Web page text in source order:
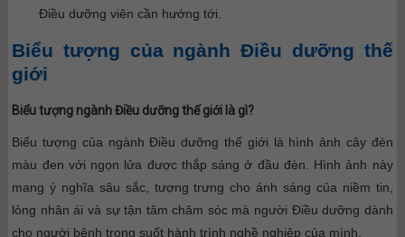
Điều dưỡng viên cần hướng tới.
Biểu tượng của ngànhĐiều dưỡng thế
giới
Biểu tượng ngành Điều dưỡng thế giới là gì?
Biểu tượng của ngành Điều dưỡng thế giới là hình ảnh cây đèn
màu đen với ngọn lửa được thắp sáng ở đầu đèn. Hình ảnh này
mang ý nghĩa sâu sắc, tượng trưng cho ánh sáng của niềm tin,
lòng nhân ái và sự tận tâm chăm sóc mà người Điều dưỡng dành
cho người bệnh trong suốt hành trình nghề nghiệp của mình.